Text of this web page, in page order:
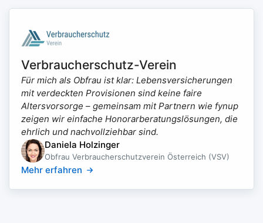
Verbraucherschutz-Verein
Für mich als Obfrau ist klar: Lebensversicherungen
mit verdeckten Provisionen sind keine faire
Altersvorsorge – gemeinsam mit Partnern wie fynup
zeigen wir einfache Honorarberatungslösungen, die
ehrlich und nachvollziehbar sind.
Daniela Holzinger
Obfrau Verbraucherschutzverein Österreich (VSV)
Mehr erfahren